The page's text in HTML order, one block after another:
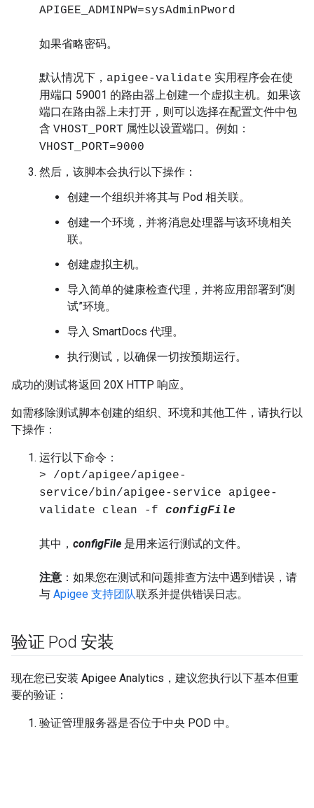
APIGEE_ADMINPW=sysAdminPword
如果省略密码。
默认情况下， apigee-validate 实用程序会在使
用端口 59001 的路由器上创建一个虚拟主机。如果该
端口在路由器上未打开，则可以选择在配置文件中包
含 VHOST_PORT 属性以设置端口。例如：
VHOST_PORT=9000
然后，该脚本会执行以下操作：
创建一个组织并将其与 Pod 相关联。
创建一个环境，并将消息处理器与该环境相关
联。
创建虚拟主机。
导入简单的健康检查代理，并将应用部署到“测
试”环境。
导入 SmartDocs 代理。
执行测试，以确保一切按预期运行。
成功的测试将返回 20X HTTP 响应。
如需移除测试脚本创建的组织、环境和其他工件，请执行以
下操作：
运行以下命令：
> /opt/apigee/apigee-
service/bin/apigee-service apigee-
validate clean -f configFile
其中， configFile 是用来运行测试的文件。
注意 ：如果您在测试和问题排查方法中遇到错误，请
与 Apigee 支持团队联系并提供错误日志。
验证 Pod 安装
现在您已安装 Apigee Analytics，建议您执行以下基本但重
要的验证：
验证管理服务器是否位于中央 POD 中。